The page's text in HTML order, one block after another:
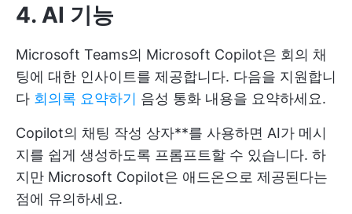
4. AI 기능
Microsoft Teams의 Microsoft Copilot은 회의 채
팅에 대한 인사이트를 제공합니다. 다음을 지원합니
다 회의록 요약하기 음성 통화 내용을 요약하세요.
Copilot의 채팅 작성 상자**를 사용하면 AI가 메시
지를 쉽게 생성하도록 프롬프트할 수 있습니다. 하
지만 Microsoft Copilot은 애드온으로 제공된다는
점에 유의하세요.